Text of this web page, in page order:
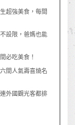
超強美食，每間
設限，爸媽也能
必吃美食！
間人氣壽喜燒名
外國觀光客都排